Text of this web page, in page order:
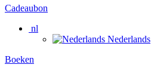
Cadeaubon
nl
Nederlands
Boeken